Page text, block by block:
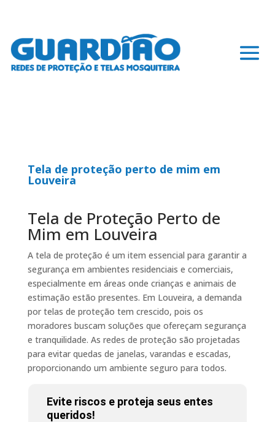
Tela de proteção perto de mim em
Louveira
Tela de Proteção Perto de
Mim em Louveira
A tela de proteção é um item essencial para garantir a
segurança em ambientes residenciais e comerciais,
especialmente em áreas onde crianças e animais de
estimação estão presentes. Em Louveira, a demanda
por telas de proteção tem crescido, pois os
moradores buscam soluções que ofereçam segurança
e tranquilidade. As redes de proteção são projetadas
para evitar quedas de janelas, varandas e escadas,
proporcionando um ambiente seguro para todos.
Evite riscos e proteja seus entes
queridos!